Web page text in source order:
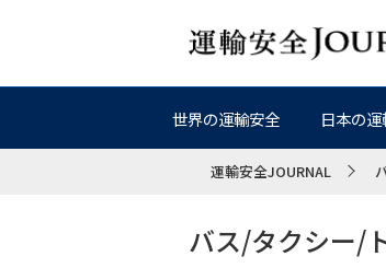
世界の運輸安全 日本の
運輸安全JOURNAL
バス/タクシー/